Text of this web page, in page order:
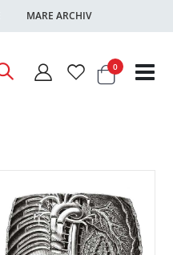
MARE ARCHIV
Warenkorb
0Artikel